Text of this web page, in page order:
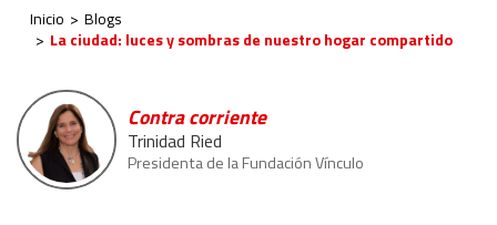
Inicio
Blogs
La ciudad: luces y sombras de nuestro hogar compartido
Contra corriente
Trinidad Ried
Presidenta de la Fundación Vínculo